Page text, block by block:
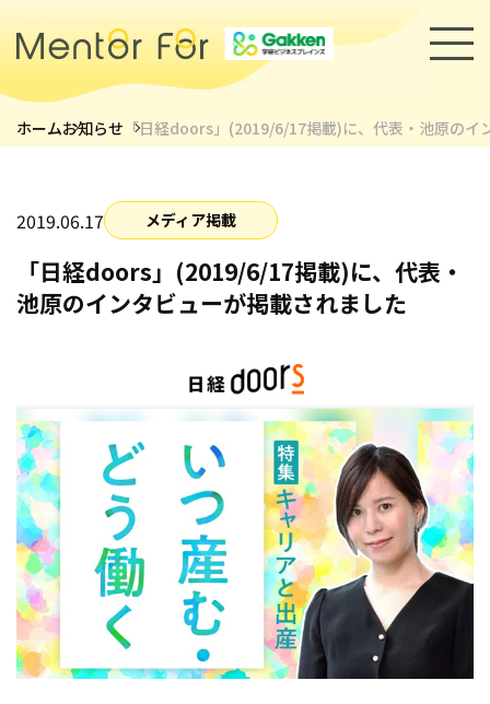
トップページ
キャリアメンターについて
メンター紹介
セミナー・イベント
採用情報 お知らせ
会社情報 お問い合わせ
お役立ち資料
ホームお知らせ 「日経doors」(2019/6/17掲載)に、代表・池原のイ
2019.06.17 メディア掲載
「日経doors」(2019/6/17掲載)に、代表・
池原のインタビューが掲載されました